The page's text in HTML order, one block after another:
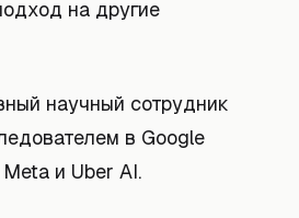
на другие
научный сотрудник
в Google
и Uber AI.